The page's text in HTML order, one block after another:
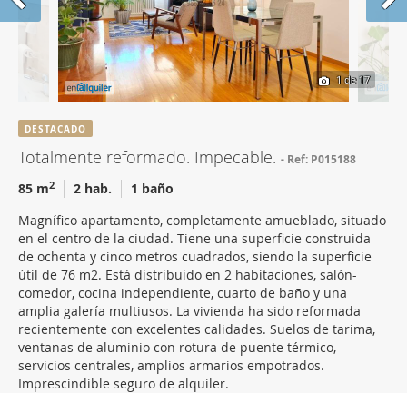
1 de 17
DESTACADO
Totalmente reformado. Impecable. Ref: P015188
85 m2 2 hab.
1 baño
Magnífico apartamento, completamente amueblado, situado
en el centro de la ciudad. Tiene una superficie construida
de ochenta y cinco metros cuadrados, siendo la superficie
útil de 76 m2. Está distribuido en 2 habitaciones, salón-
comedor, cocina independiente, cuarto de baño y una
amplia galería multiusos. La vivienda ha sido reformada
recientemente con excelentes calidades. Suelos de tarima,
ventanas de aluminio con rotura de puente térmico,
servicios centrales, amplios armarios empotrados.
Imprescindible seguro de alquiler.